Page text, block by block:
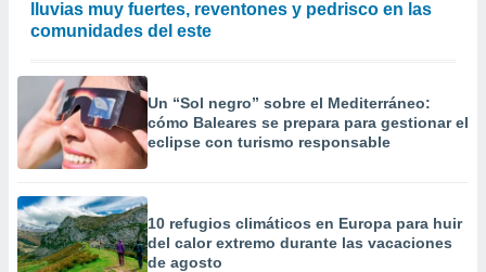
lluvias muy fuertes, reventones y pedrisco en las
comunidades del este
Un “Sol negro” sobre el Mediterráneo:
cómo Baleares se prepara para gestionar el
eclipse con turismo responsable
10 refugios climáticos en Europa para huir
del calor extremo durante las vacaciones
de agosto